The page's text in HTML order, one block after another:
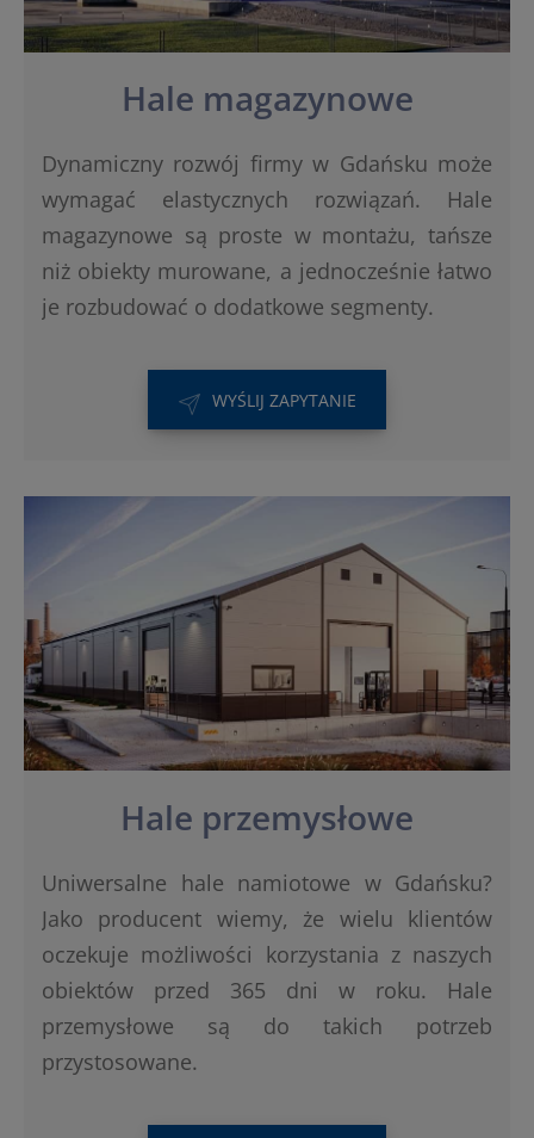
Hale magazynowe
Dynamiczny rozwój firmy w Gdańsku może
wymagać elastycznych rozwiązań. Hale
magazynowe są proste w montażu, tańsze
niż obiekty murowane, a jednocześnie łatwo
je rozbudować o dodatkowe segmenty.
WYŚLIJ ZAPYTANIE
Hale przemysłowe
Uniwersalne hale namiotowe w Gdańsku?
Jako producent wiemy, że wielu klientów
oczekuje możliwości korzystania z naszych
obiektów przed 365 dni w roku. Hale
przemysłowe są do takich potrzeb
przystosowane.